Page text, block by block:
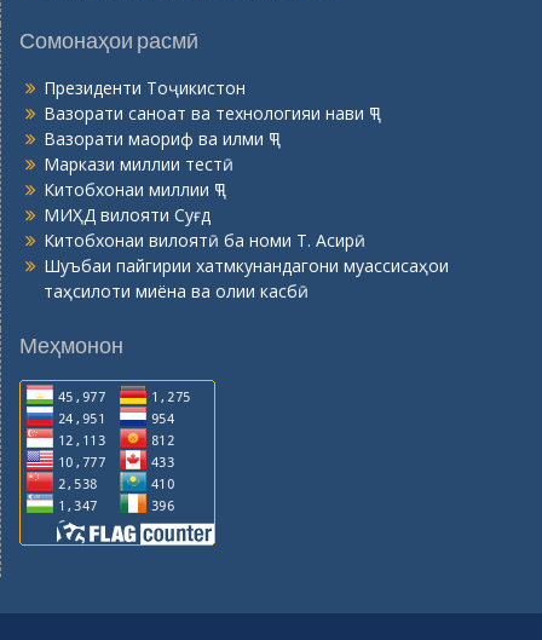
Сомонаҳои расмӣ
Президенти Тоҷикистон
Вазорати саноат ва технологияи нави ҶТ
Вазорати маориф ва илми ҶТ
Маркази миллии тестӣ
Китобхонаи миллии ҶТ
МИҲД вилояти Суғд
Китобхонаи вилоятӣ ба номи Т. Асирӣ
Шуъбаи пайгирии хатмкунандагони муассисаҳои
таҳсилоти миёна ва олии касбӣ
Меҳмонон